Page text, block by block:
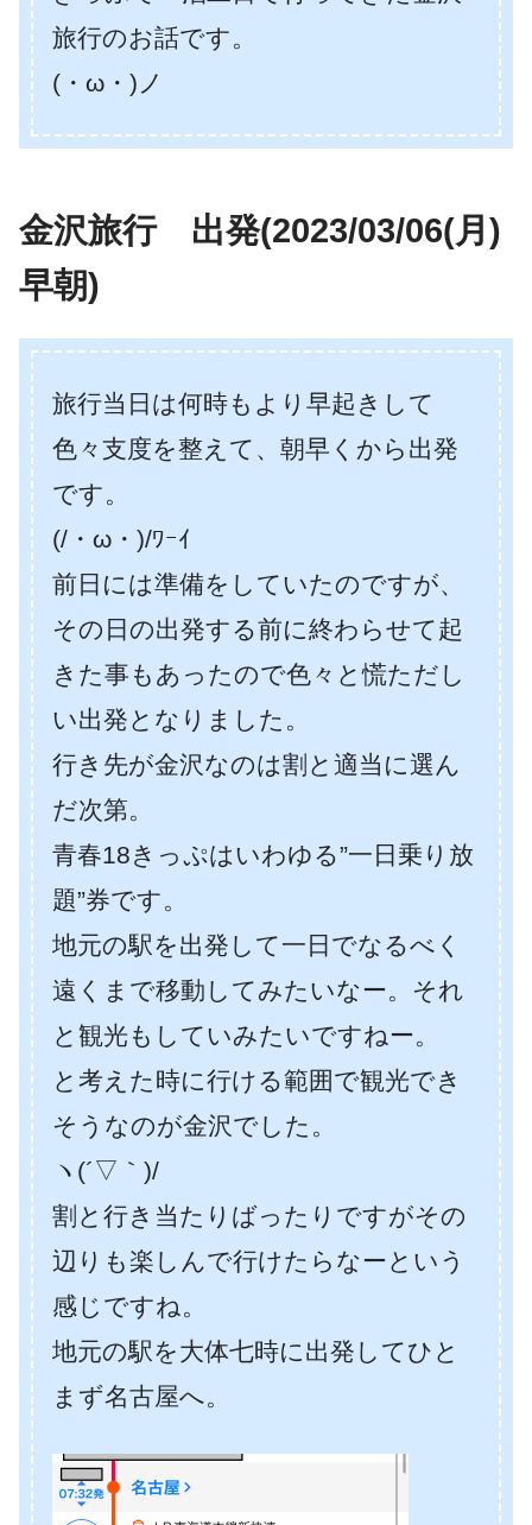
旅行のお話です。
(・ω・)ノ
金沢旅行 出発(2023/03/06(月)
早朝)
旅行当日は何時もより早起きして
色々支度を整えて、朝早くから出発
です。
(/・ω・)/ﾜｰｲ
前日には準備をしていたのですが、
その日の出発する前に終わらせて起
きた事もあったので色々と慌ただし
い出発となりました。
行き先が金沢なのは割と適当に選ん
だ次第。
青春18きっぷはいわゆる”一日乗り放
題”券です。
地元の駅を出発して一日でなるべく
遠くまで移動してみたいなー。それ
と観光もしていみたいですねー。
と考えた時に行ける範囲で観光でき
そうなのが金沢でした。
ヽ(´▽｀)/
割と行き当たりばったりですがその
辺りも楽しんで行けたらなーという
感じですね。
地元の駅を大体七時に出発してひと
まず名古屋へ。